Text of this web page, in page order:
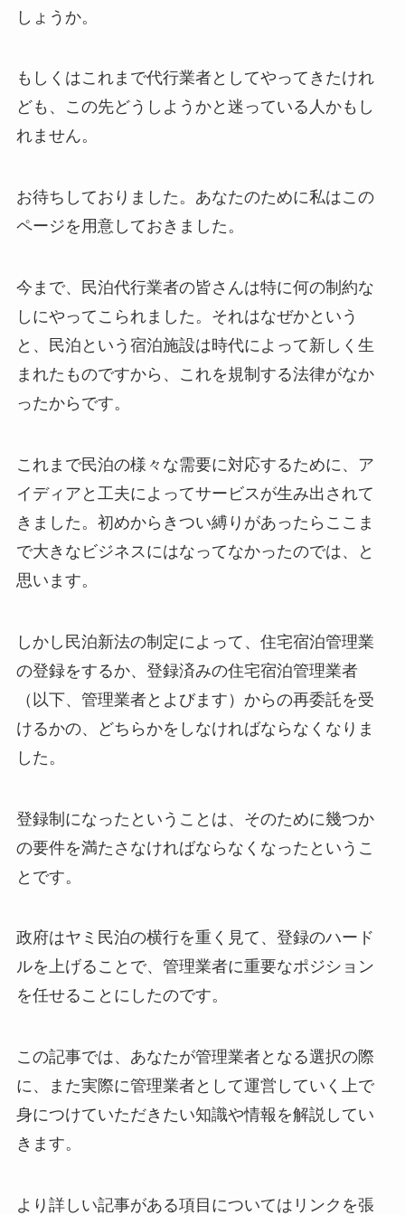
しょうか。
もしくはこれまで代行業者としてやってきたけれ
ども、この先どうしようかと迷っている人かもし
れません。
お待ちしておりました。あなたのために私はこの
ページを用意しておきました。
今まで、民泊代行業者の皆さんは特に何の制約な
しにやってこられました。それはなぜかという
と、民泊という宿泊施設は時代によって新しく生
まれたものですから、これを規制する法律がなか
ったからです。
これまで民泊の様々な需要に対応するために、ア
イディアと工夫によってサービスが生み出されて
きました。初めからきつい縛りがあったらここま
で大きなビジネスにはなってなかったのでは、と
思います。
しかし民泊新法の制定によって、住宅宿泊管理業
の登録をするか、登録済みの住宅宿泊管理業者
（以下、管理業者とよびます）からの再委託を受
けるかの、どちらかをしなければならなくなりま
した。
登録制になったということは、そのために幾つか
の要件を満たさなければならなくなったというこ
とです。
政府はヤミ民泊の横行を重く見て、登録のハード
ルを上げることで、管理業者に重要なポジション
を任せることにしたのです。
この記事では、あなたが管理業者となる選択の際
に、また実際に管理業者として運営していく上で
身につけていただきたい知識や情報を解説してい
きます。
より詳しい記事がある項目についてはリンクを張